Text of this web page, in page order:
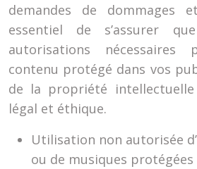
demandes de dommages
essentiel de s’assurer
autorisations
contenu protégé dans vos
de la propriété
légal et éthique.
Utilisation non autorisée
ou de musiques